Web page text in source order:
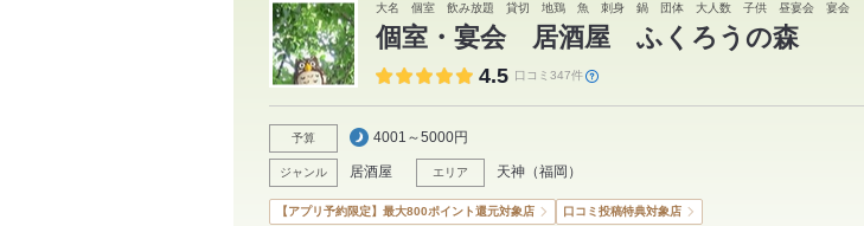
大名 個室 飲み放題 貸切 地鶏 魚 刺身 鍋 団体 大人数 子供 昼宴会 宴会
個室・宴会 居酒屋 ふくろうの森
4.5 口コミ347件
予算 4001～5000円
ジャンル 居酒屋 エリア 天神 （福岡 ）
【アプリ予約限定】最大800ポイント還元対象店 口コミ投稿特典対象店